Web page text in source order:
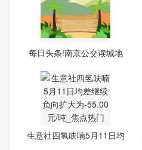
每日头条!南京公交读城地
生意社四氢呋喃5月11日均